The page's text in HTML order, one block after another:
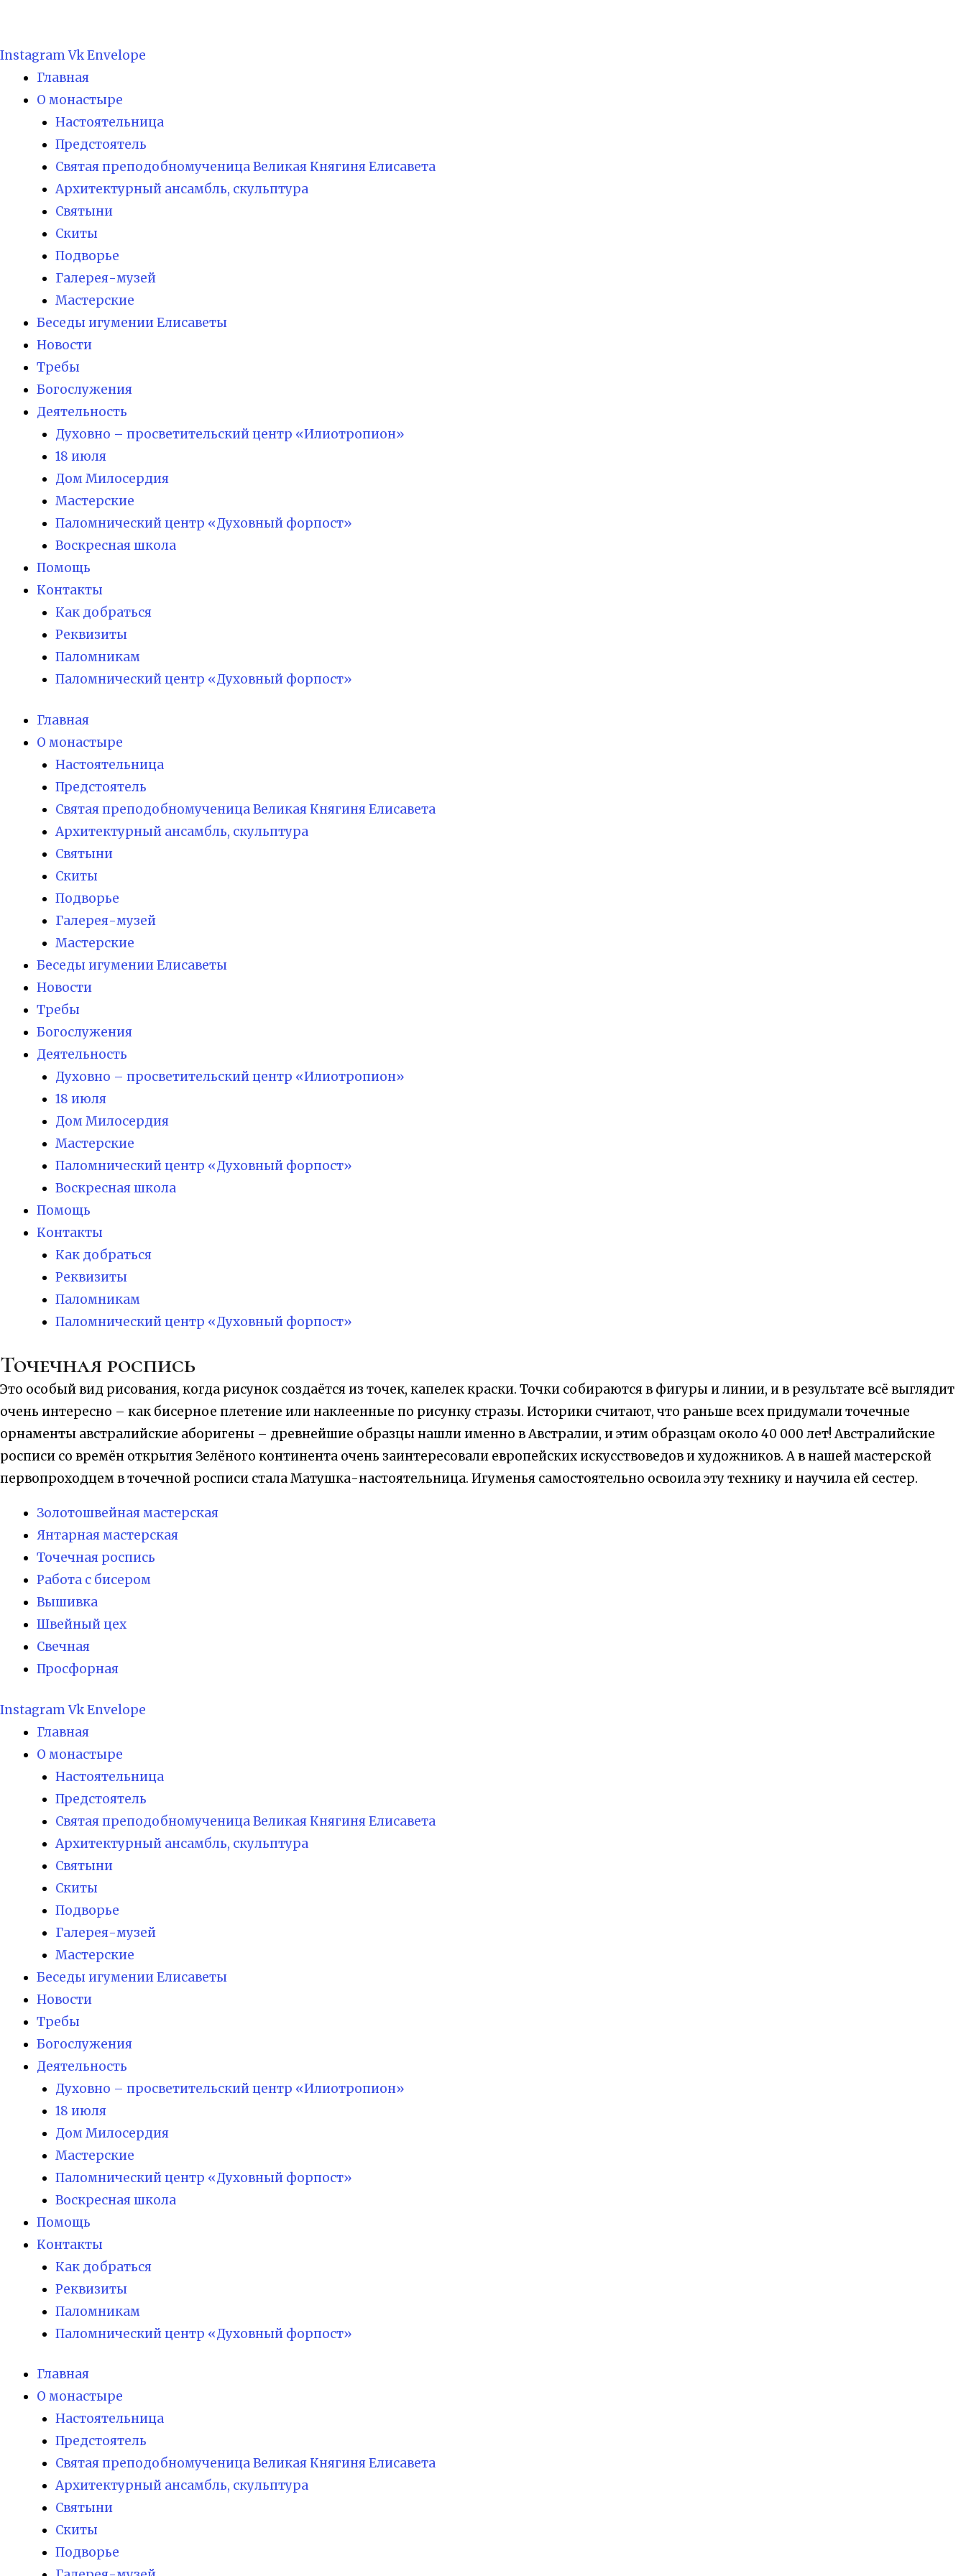
InstagramVkEnvelope
Главная
О монастыре
Настоятельница
Предстоятель
Святая преподобномученица Великая Княгиня Елисавета
Архитектурный ансамбль, скульптура
Святыни
Скиты
Подворье
Галерея-музей
Мастерские
Беседы игумении Елисаветы
Новости
Требы
Богослужения
Деятельность
Духовно – просветительский центр «Илиотропион»
18 июля
Дом Милосердия
Мастерские
Паломнический центр «Духовный форпост»
Воскресная школа
Помощь
Контакты
Как добраться
Реквизиты
Паломникам
Паломнический центр «Духовный форпост»
Главная
О монастыре
Настоятельница
Предстоятель
Святая преподобномученица Великая Княгиня Елисавета
Архитектурный ансамбль, скульптура
Святыни
Скиты
Подворье
Галерея-музей
Мастерские
Беседы игумении Елисаветы
Новости
Требы
Богослужения
Деятельность
Духовно – просветительский центр «Илиотропион»
18 июля
Дом Милосердия
Мастерские
Паломнический центр «Духовный форпост»
Воскресная школа
Помощь
Контакты
Как добраться
Реквизиты
Паломникам
Паломнический центр «Духовный форпост»
Точечная роспись
Это особый вид рисования, когда рисунок создаётся из точек, капелек краски. Точки собираются в фигуры и линии, и в результате всё выглядит
очень интересно – как бисерное плетение или наклеенные по рисунку стразы. Историки считают, что раньше всех придумали точечные
орнаменты австралийские аборигены – древнейшие образцы нашли именно в Австралии, и этим образцам около 40 000 лет! Австралийские
росписи со времён открытия Зелёного континента очень заинтересовали европейских искусствоведов и художников. А в нашей мастерской
первопроходцем в точечной росписи стала Матушка-настоятельница. Игуменья самостоятельно освоила эту технику и научила ей сестер.
Золотошвейная мастерская
Янтарная мастерская
Точечная роспись
Работа с бисером
Вышивка
Швейный цех
Свечная
Просфорная
InstagramVkEnvelope
Главная
О монастыре
Настоятельница
Предстоятель
Святая преподобномученица Великая Княгиня Елисавета
Архитектурный ансамбль, скульптура
Святыни
Скиты
Подворье
Галерея-музей
Мастерские
Беседы игумении Елисаветы
Новости
Требы
Богослужения
Деятельность
Духовно – просветительский центр «Илиотропион»
18 июля
Дом Милосердия
Мастерские
Паломнический центр «Духовный форпост»
Воскресная школа
Помощь
Контакты
Как добраться
Реквизиты
Паломникам
Паломнический центр «Духовный форпост»
Главная
О монастыре
Настоятельница
Предстоятель
Святая преподобномученица Великая Княгиня Елисавета
Архитектурный ансамбль, скульптура
Святыни
Скиты
Подворье